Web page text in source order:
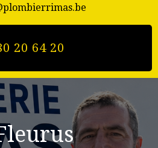
20 64 20